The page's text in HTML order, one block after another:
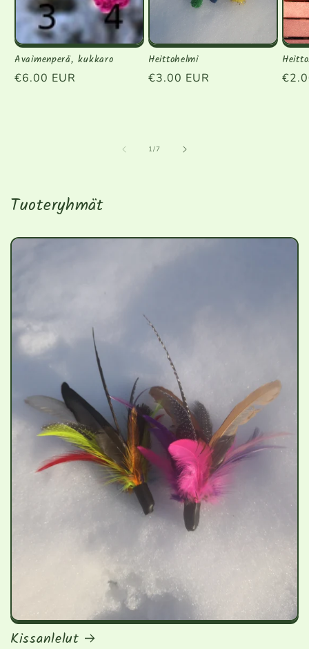
Avaimenperä, kukkaro
Normaalihinta
€6.00 EUR
Heittohelmi
Normaalihinta
€3.00 EUR
1//7
Tuoteryhmät
Kissanlelut